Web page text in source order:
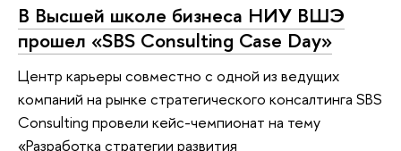
В Высшей школе бизнеса НИУ ВШЭ
прошел «SBS Consulting Case Day»
Центр карьеры совместно с одной из ведущих
компаний на рынке стратегического консалтинга SBS
Consulting провели кейс-чемпионат на тему
«Разработка стратегии развития